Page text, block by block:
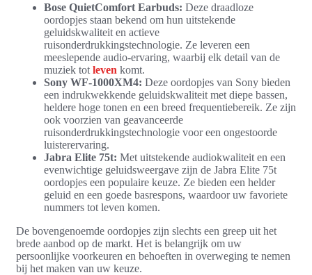
Bose QuietComfort Earbuds: Deze draadloze
oordopjes staan bekend om hun uitstekende
geluidskwaliteit en actieve
ruisonderdrukkingstechnologie. Ze leveren een
meeslepende audio-ervaring, waarbij elk detail van de
muziek tot leven komt.
Sony WF-1000XM4: Deze oordopjes van Sony bieden
een indrukwekkende geluidskwaliteit met diepe bassen,
heldere hoge tonen en een breed frequentiebereik. Ze zijn
ook voorzien van geavanceerde
ruisonderdrukkingstechnologie voor een ongestoorde
luisterervaring.
Jabra Elite 75t: Met uitstekende audiokwaliteit en een
evenwichtige geluidsweergave zijn de Jabra Elite 75t
oordopjes een populaire keuze. Ze bieden een helder
geluid en een goede basrespons, waardoor uw favoriete
nummers tot leven komen.
De bovengenoemde oordopjes zijn slechts een greep uit het
brede aanbod op de markt. Het is belangrijk om uw
persoonlijke voorkeuren en behoeften in overweging te nemen
bij het maken van uw keuze.